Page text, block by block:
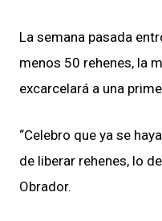
La semana pasada
menos 50 rehenes, la
excarcelará a una
“Celebro que ya se
de liberar rehenes, lo
Obrador.